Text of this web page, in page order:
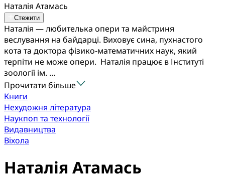
Наталія Атамась
Стежити
Наталія — любителька опери та майстриня
веслування на байдарці. Виховує сина, пухнастого
кота та доктора фізико-математичних наук, який
терпіти не може опери. Наталія працює в Інституті
зоології ім. ...
Прочитати більше
Книги
Нехудожня література
Наукпоп та технології
Видавництва
Віхола
Наталія Атамась